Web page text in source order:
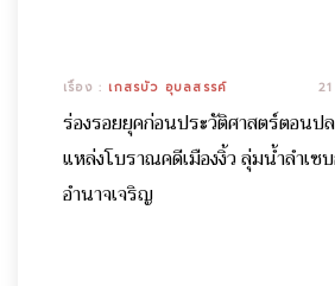
เรื่อง : เกสรบัว อุบลสรรค์
ร่องรอยยุคก่อนประวัติศาสตร์ตอนป
แหล่งโบราณคดีเมืองงิ้ว ลุ่มน้ำลำเซ
อำนาจเจริญ